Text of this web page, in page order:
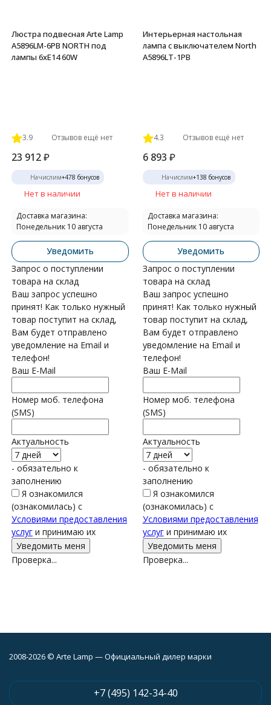
Люстра подвесная Arte Lamp
A5896LM-6PB NORTH под
лампы 6xE14 60W
3.9 Отзывов ещё нет
23 912₽
Начислим+478 бонусов
Нет в наличии
Доставка магазина:
Понедельник 10 августа
Уведомить
Запрос о поступлении
товара на склад
Ваш запрос успешно
принят! Как только нужный
товар поступит на склад,
Вам будет отправлено
уведомление на Email и
телефон!
Ваш E-Mail
Номер моб. телефона
(SMS)
Актуальность
- обязательно к
заполнению
Я ознакомился
(ознакомилась) с
Условиями предоставления
услуг и принимаю их
Проверка...
Интерьерная настольная
лампа с выключателем North
A5896LT-1PB
4.3 Отзывов ещё нет
6 893 ₽
Начислим+138 бонусов
Нет в наличии
Доставка магазина:
Понедельник 10 августа
Уведомить
Запрос о поступлении
товара на склад
Ваш запрос успешно
принят! Как только нужный
товар поступит на склад,
Вам будет отправлено
уведомление на Email и
телефон!
Ваш E-Mail
Номер моб. телефона
(SMS)
Актуальность
- обязательно к
заполнению
Я ознакомился
(ознакомилась) с
Условиями предоставления
услуги принимаю их
Проверка...
2008-2026 © Arte Lamp — Официальный дилер марки
+7 (495) 142-34-40